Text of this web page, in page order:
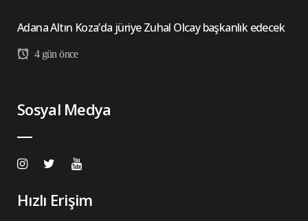
Adana Altın Koza’da jüriye Zuhal Olcay başkanlık edecek
4 gün önce
Sosyal Medya
Hızlı Erişim